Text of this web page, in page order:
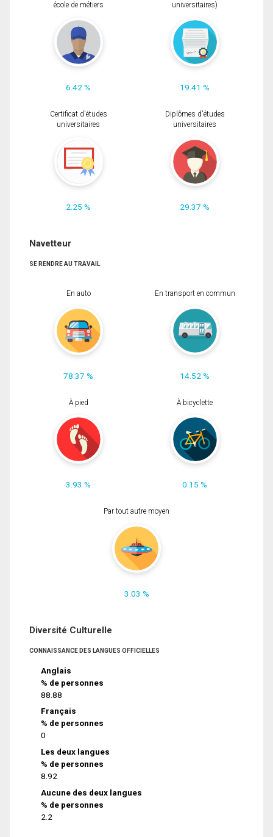
école de métiers
6.42 %
universitaires)
19.41 %
Certificat d'études
universitaires
2.25 %
Diplômes d'études
universitaires
29.37 %
Navetteur
SE RENDRE AU TRAVAIL
En auto
78.37 %
En transport en commun
14.52 %
À pied
3.93 %
À bicyclette
0.15 %
Par tout autre moyen
3.03 %
Diversité Culturelle
CONNAISSANCE DES LANGUES OFFICIELLES
Anglais
% de personnes
88.88
Français
% de personnes
0
Les deux langues
% de personnes
8.92
Aucune des deux langues
% de personnes
2.2